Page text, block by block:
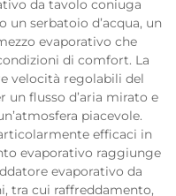
da tavolo coniuga
serbatoio d’acqua, un
evaporativo che
di comfort. La
velocità regolabili del
flusso d’aria mirato e
piacevole.
efficaci in
evaporativo raggiunge
evaporativo da
tra cui raffreddamento,